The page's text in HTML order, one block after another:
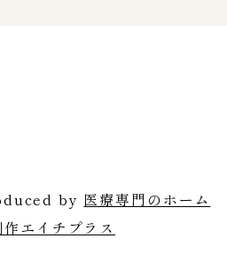
by 医療専門のホーム
エイチプラス